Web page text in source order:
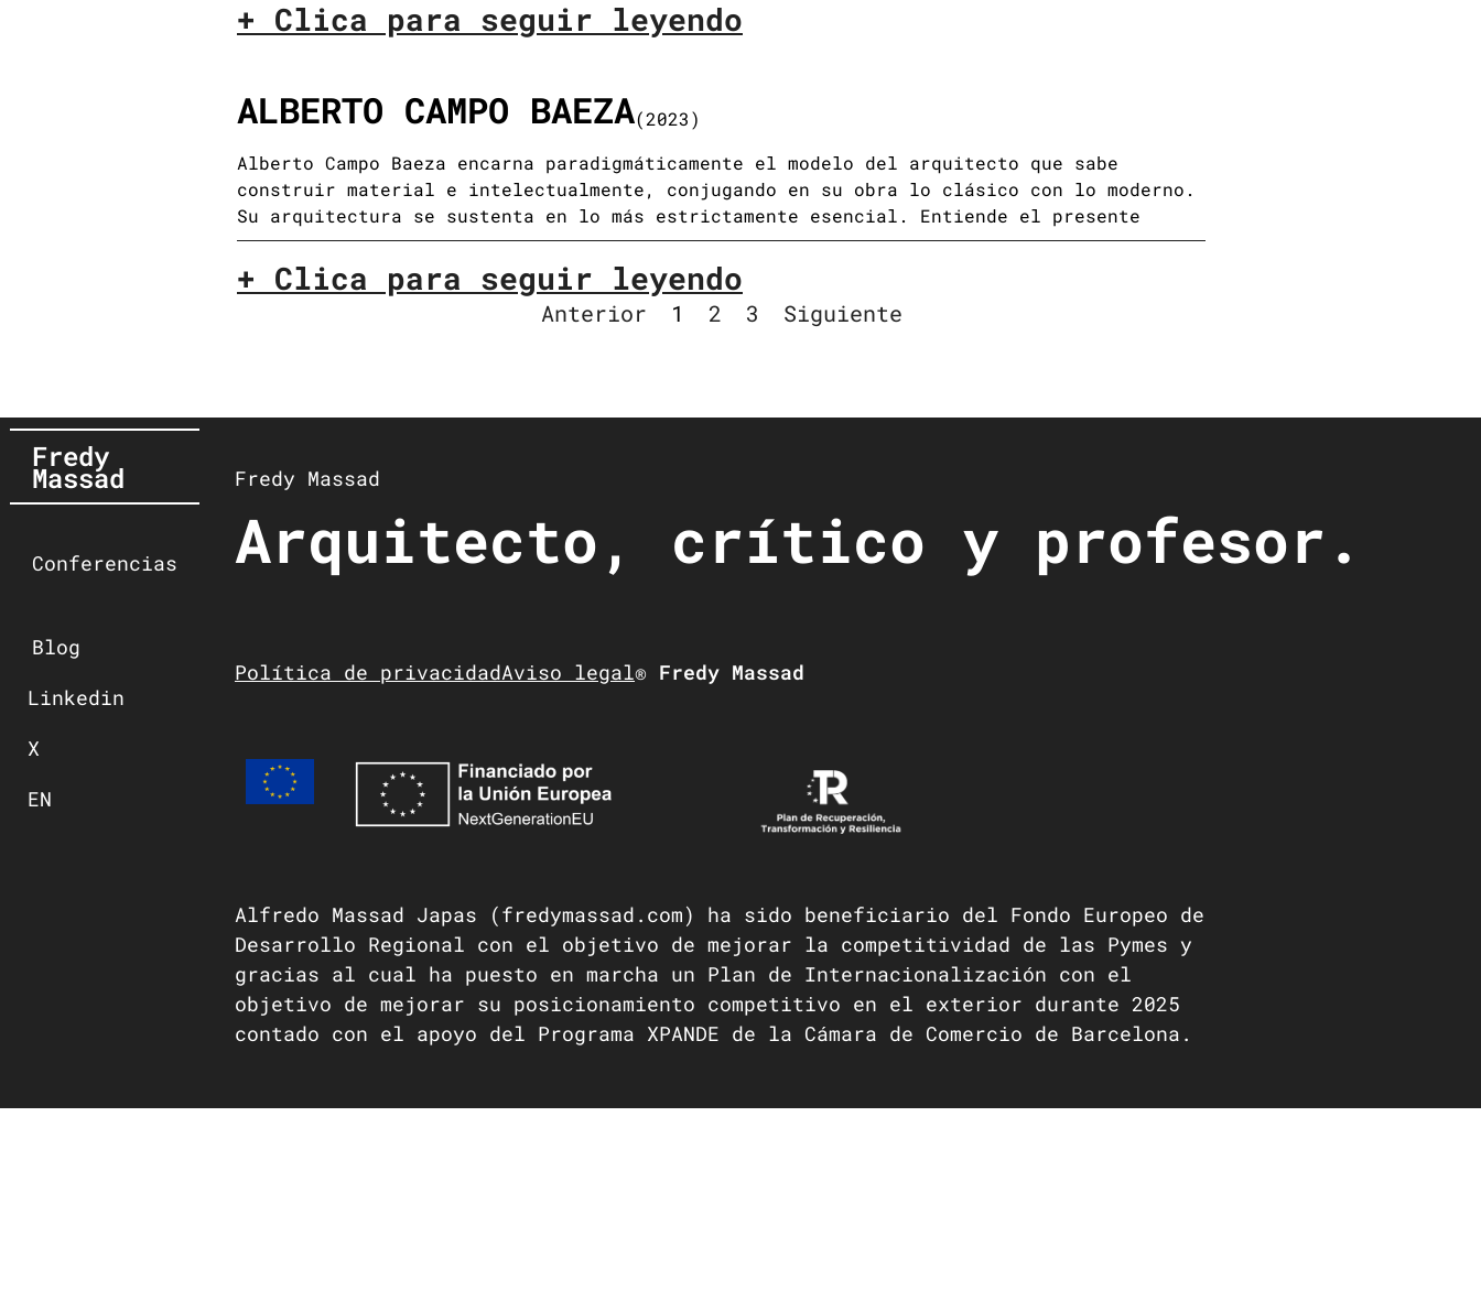
+ Clica para seguir leyendo
ALBERTO CAMPO BAEZA(2023)
Alberto Campo Baeza encarna paradigmáticamente el modelo del arquitecto que sabe
construir material e intelectualmente, conjugando en su obra lo clásico con lo moderno.
Su arquitectura se sustenta en lo más estrictamente esencial. Entiende el presente
+ Clica para seguir leyendo
Anterior 1 2 3 Siguiente
Fredy
Massad
Conferencias
Blog
Linkedin
X
EN
Fredy Massad
Arquitecto, crítico y profesor.
Política de privacidadAviso legal® Fredy Massad
Alfredo Massad Japas (fredymassad.com) ha sido beneficiario del Fondo Europeo de
Desarrollo Regional con el objetivo de mejorar la competitividad de las Pymes y
gracias al cual ha puesto en marcha un Plan de Internacionalización con el
objetivo de mejorar su posicionamiento competitivo en el exterior durante 2025
contado con el apoyo del Programa XPANDE de la Cámara de Comercio de Barcelona.